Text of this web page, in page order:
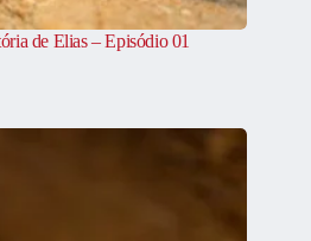
de Elias – Episódio 01